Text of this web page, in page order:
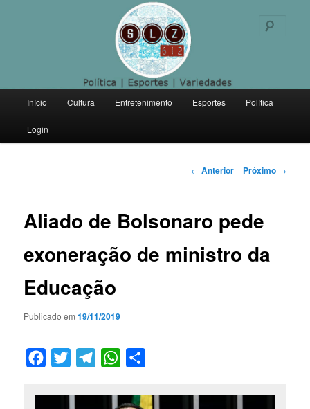
Politica | Esportes | Variedades
principal
Pular
para
principal
Início Cultura Entretenimento Esportes Política
Login
Navegação
← Anterior Próximo →
Aliado de Bolsonaro pede
exoneração de ministro da
Educação
Publicado em19/11/2019
Facebook
Twitter TelegramWhatsApp